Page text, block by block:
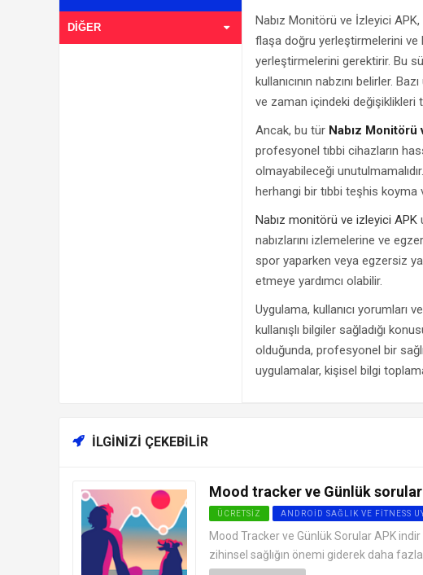
DIĞER
Nabız Monitörü ve İzleyici APK,
flaşa doğru yerleştirmelerini ve
yerleştirmelerini gerektirir. Bu
kullanıcının nabzını belirler.
ve zaman içindeki değişiklikleri
Ancak, bu tür Nabız
profesyonel tıbbi cihazların
olmayabileceği
herhangi bir tıbbi teşhis koyma
Nabız monitörü ve izleyici APK
nabızlarını izlemelerine ve
spor yaparken veya egzersiz
etmeye yardımcı olabilir.
Uygulama, kullanıcı yorumları
kullanışlı bilgiler sağladığı
olduğunda, profesyonel bir
uygulamalar, kişisel bilgi
İLGINIZI ÇEKEBILIR
Mood tracker ve Günlük
ÜCRETSIZ ANDROID SAĞLIK VE FITNESS
Mood Tracker ve Günlük Sorular APK indir
zihinsel sağlığın önemi giderek daha